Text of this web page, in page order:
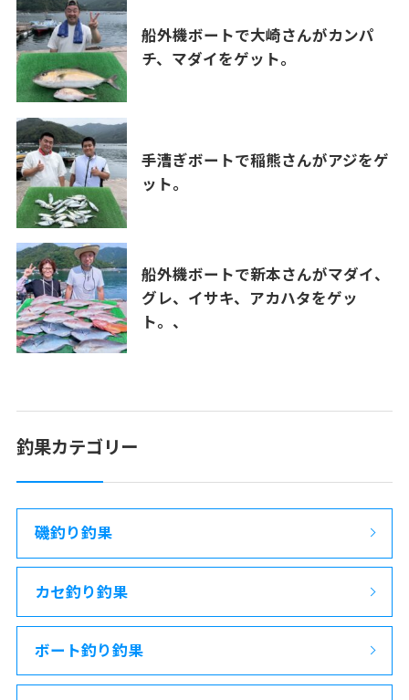
船外機ボートで大崎さんがカンパ
チ、マダイをゲット。
手漕ぎボートで稲熊さんがアジをゲ
ット。
船外機ボートで新本さんがマダイ、
グレ、イサキ、アカハタをゲッ
ト。、
釣果カテゴリー
磯釣り釣果
カセ釣り釣果
ボート釣り釣果